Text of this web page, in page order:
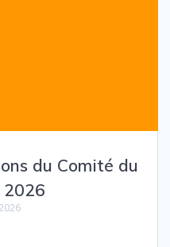
du Comité du